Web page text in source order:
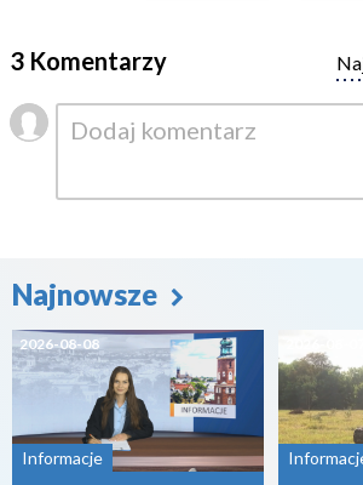
3 Komentarzy
Najnowsze
2026-08-08
Informacje